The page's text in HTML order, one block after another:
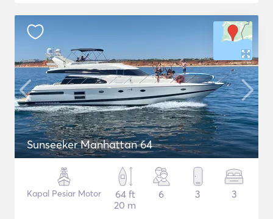
Sunseeker Manhattan 64
Kapal Pesiar Motor
64 ft
20 m
6 3 3